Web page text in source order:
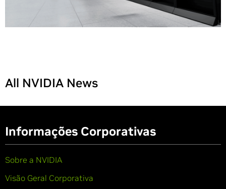
All NVIDIA News
Informações Corporativas
Sobre a NVIDIA
Visão Geral Corporativa